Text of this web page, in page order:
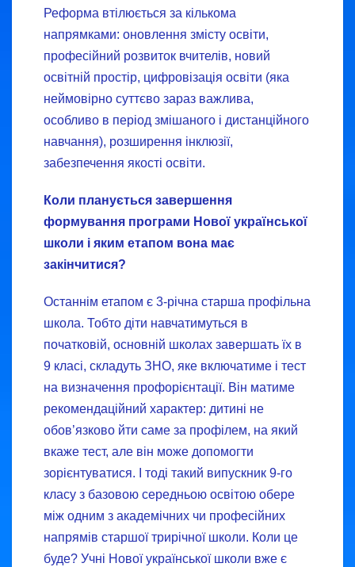
Реформа втілюється за кількома
напрямками: оновлення змісту освіти,
професійний розвиток вчителів, новий
освітній простір, цифровізація освіти (яка
неймовірно суттєво зараз важлива,
особливо в період змішаного і дистанційного
навчання), розширення інклюзії,
забезпечення якості освіти.
Коли планується завершення
формування програми Нової української
школи і яким етапом вона має
закінчитися?
Останнім етапом є 3-річна старша профільна
школа. Тобто діти навчатимуться в
початковій, основній школах завершать їх в
9 класі, складуть ЗНО, яке включатиме і тест
на визначення профорієнтації. Він матиме
рекомендаційний характер: дитині не
обов’язково йти саме за профілем, на який
вкаже тест, але він може допомогти
зорієнтуватися. І тоді такий випускник 9-го
класу з базовою середньою освітою обере
між одним з академічних чи професійних
напрямів старшої трирічної школи. Коли це
буде? Учні Нової української школи вже є